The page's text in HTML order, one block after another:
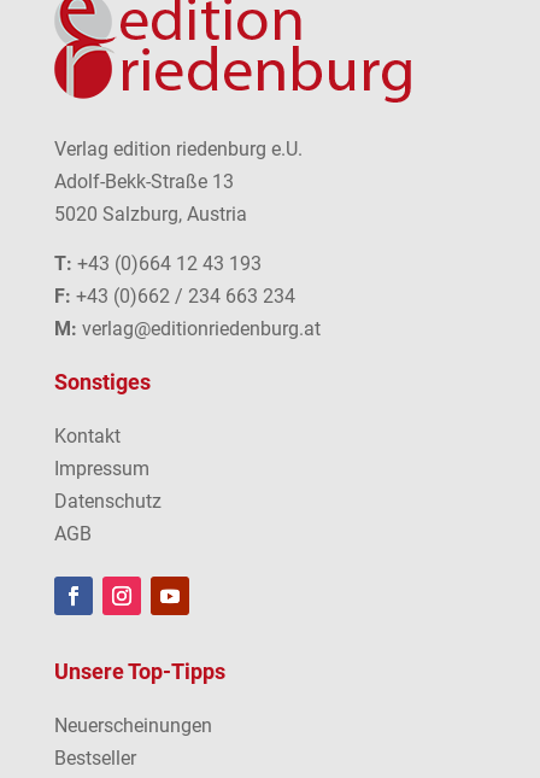
Verlag edition riedenburg e.U.
Adolf-Bekk-Straße 13
5020 Salzburg, Austria
T: +43 (0)664 12 43 193
F: +43 (0)662 / 234 663 234
M: verlag@editionriedenburg.at
Sonstiges
Kontakt
Impressum
Datenschutz
AGB
Unsere Top-Tipps
Neuerscheinungen
Bestseller